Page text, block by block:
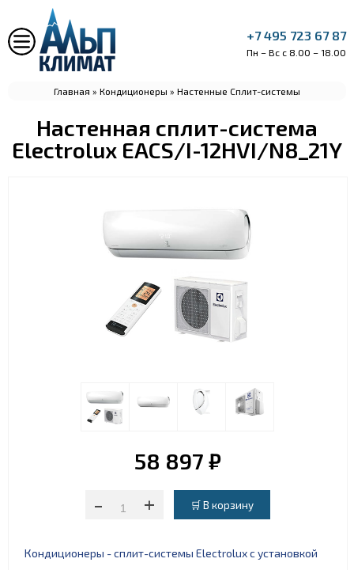
+7 495 723 67 87
Пн – Вс с 8.00 – 18.00
Главная » Кондиционеры » Настенные Сплит-системы
Настенная сплит-система
Electrolux EACS/I-12HVI/N8_21Y
58 897 ₽
-
+
Кондиционеры - сплит-системы Electrolux с установкой